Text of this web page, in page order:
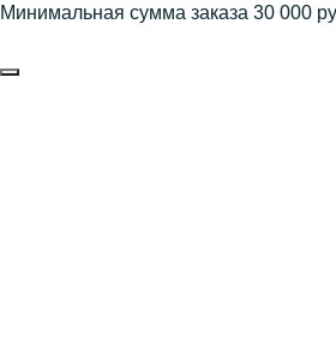
Минимальная сумма заказа 30 000